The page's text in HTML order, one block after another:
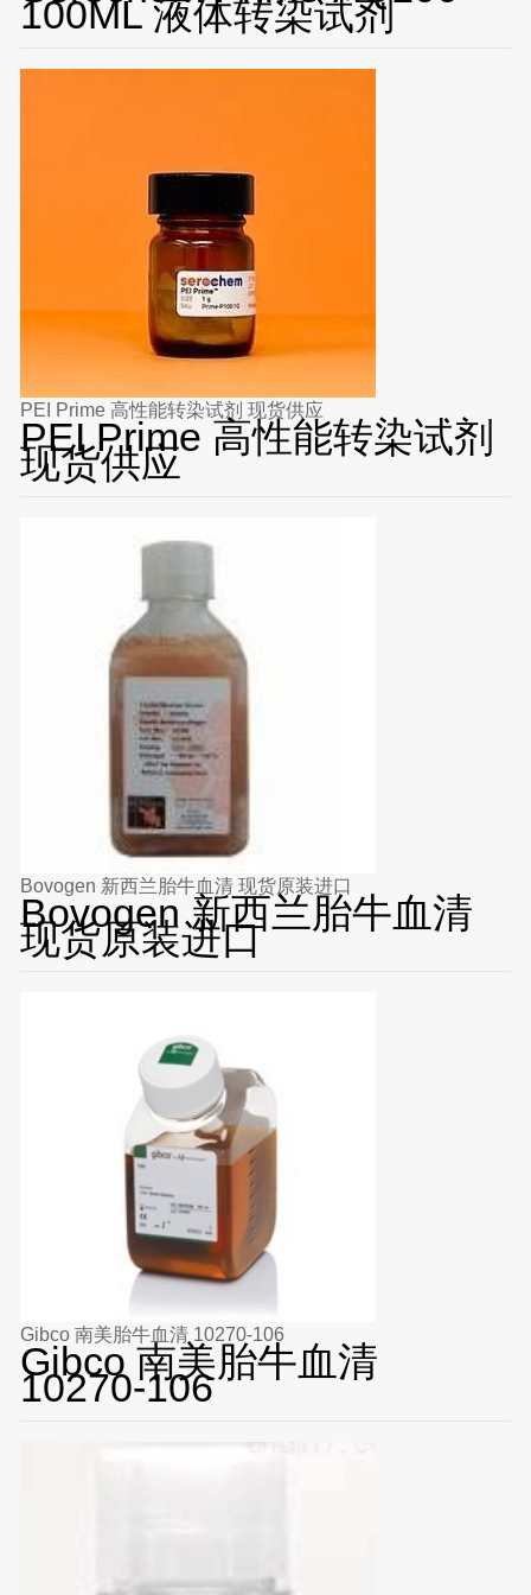
100ML 液体转染试剂
PEI Prime 高性能转染试剂 现货供应
PEI Prime 高性能转染试剂
现货供应
Bovogen 新西兰胎牛血清 现货原装进口
Bovogen 新西兰胎牛血清
现货原装进口
Gibco 南美胎牛血清 10270-106
Gibco 南美胎牛血清
10270-106